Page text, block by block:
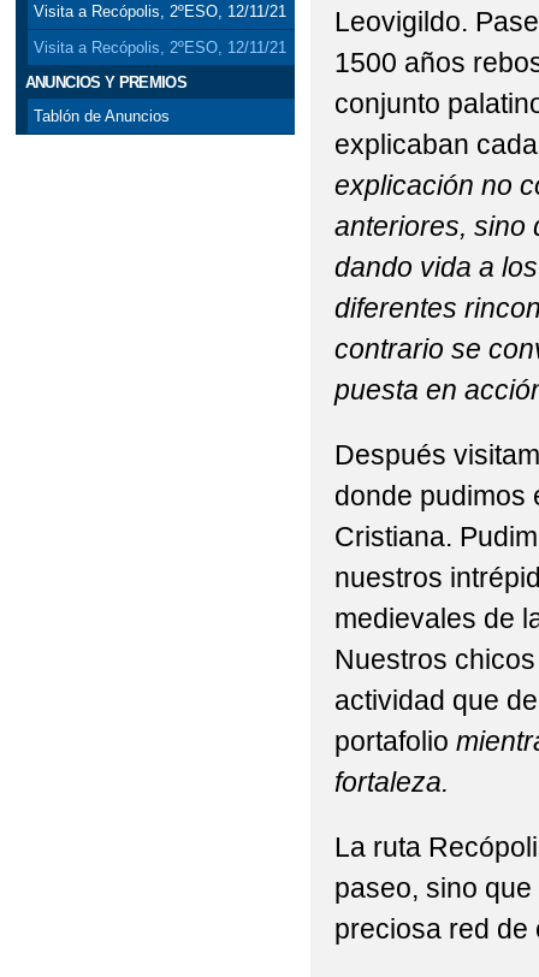
Visita a Recópolis, 2ºESO, 12/11/21
Visita a Recópolis, 2ºESO, 12/11/21
ANUNCIOS Y PREMIOS
Tablón de Anuncios
Leovigildo.
1500 años
conjunto
explicaban
explicación no
anteriores, sino
dando vida a
diferentes
contrario se
puesta en
Después
donde pudimos
Cristiana.
nuestros
medievales de
Nuestros
actividad que
portafolio
fortaleza.
La ruta
paseo, sino
preciosa red